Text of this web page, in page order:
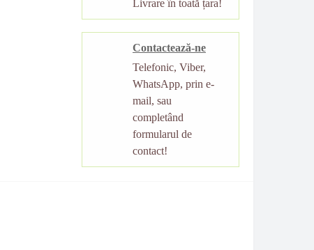
Livrare în toată țara!
Contactează-ne
Telefonic, Viber,
WhatsApp, prin e-
mail, sau
completând
formularul de
contact!